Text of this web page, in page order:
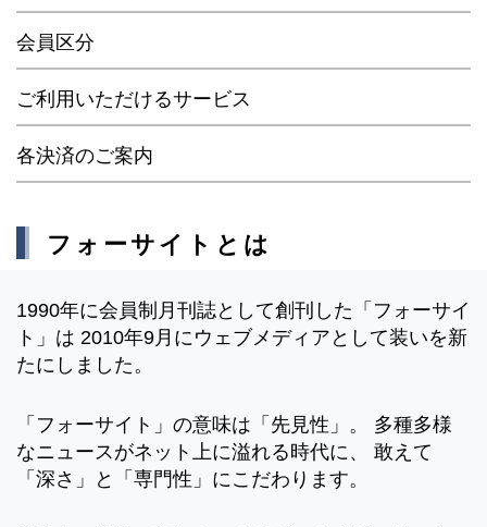
会員区分
ご利用いただけるサービス
各決済のご案内
フォーサイトとは
1990年に会員制月刊誌として創刊した「フォーサイ
ト」は 2010年9月にウェブメディアとして装いを新
たにしました。
「フォーサイト」の意味は「先見性」。 多種多様
なニュースがネット上に溢れる時代に、 敢えて
「深さ」と「専門性」にこだわります。